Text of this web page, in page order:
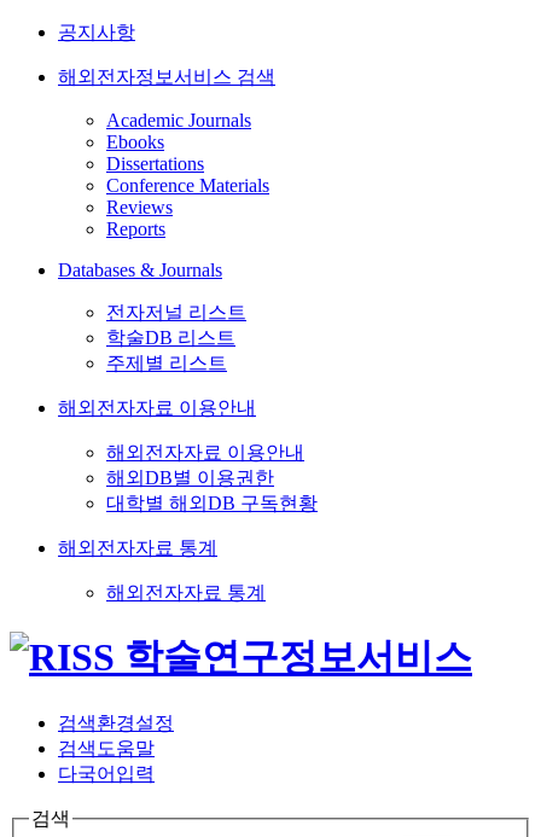
공지사항
해외전자정보서비스 검색
Academic Journals
Ebooks
Dissertations
Conference Materials
Reviews
Reports
Databases & Journals
전자저널 리스트
학술DB 리스트
주제별 리스트
해외전자자료 이용안내
해외전자자료 이용안내
해외DB별 이용권한
대학별 해외DB 구독현황
해외전자자료 통계
해외전자자료 통계
검색환경설정
검색도움말
다국어입력
검색